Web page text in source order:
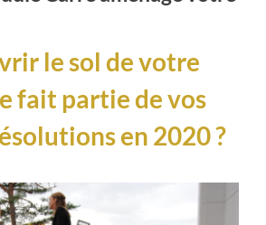
le sol de votre
fait partie de vos
en 2020 ?